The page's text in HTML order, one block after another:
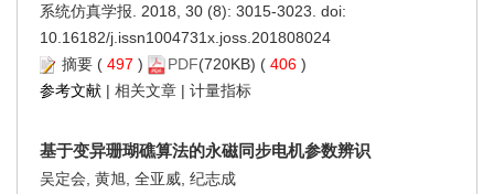
系统仿真学报. 2018, 30 (8): 3015-3023. doi:
10.16182/j.issn1004731x.joss.201808024
摘要 ( 497 ) PDF(720KB) ( 406 )
参考文献 | 相关文章 | 计量指标
基于变异珊瑚礁算法的永磁同步电机参数辨识
吴定会, 黄旭, 全亚威, 纪志成